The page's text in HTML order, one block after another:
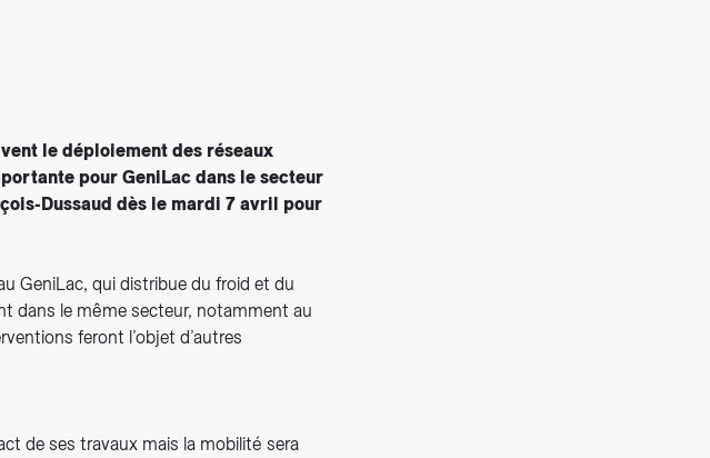
le déploiement des réseaux
pour GeniLac dans le secteur
Dussaud dès le mardi 7 avril pour
GeniLac, qui distribue du froid et du
dans le même secteur, notamment au
feront l’objet d’autres
de ses travaux mais la mobilité sera